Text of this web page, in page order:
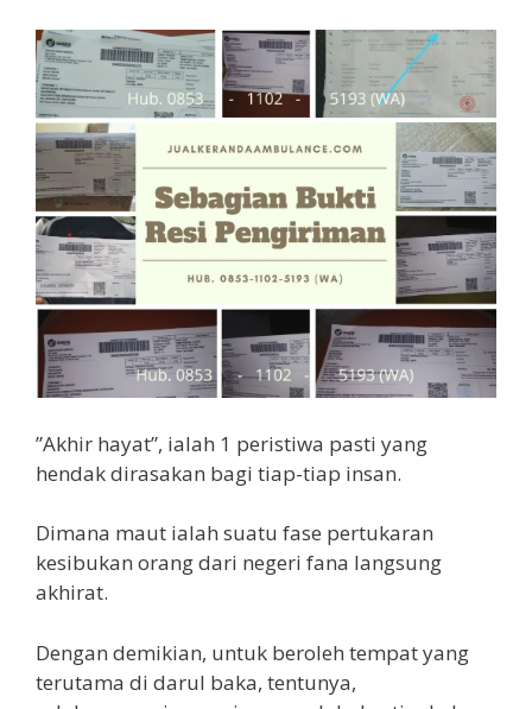
”Akhir hayat”, ialah 1 peristiwa pasti yang
hendak dirasakan bagi tiap-tiap insan.
Dimana maut ialah suatu fase pertukaran
kesibukan orang dari negeri fana langsung
akhirat.
Dengan demikian, untuk beroleh tempat yang
terutama di darul baka, tentunya,